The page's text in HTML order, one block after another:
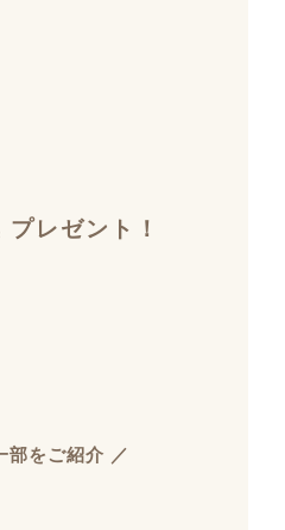
レゼント！
部をご紹介 ／